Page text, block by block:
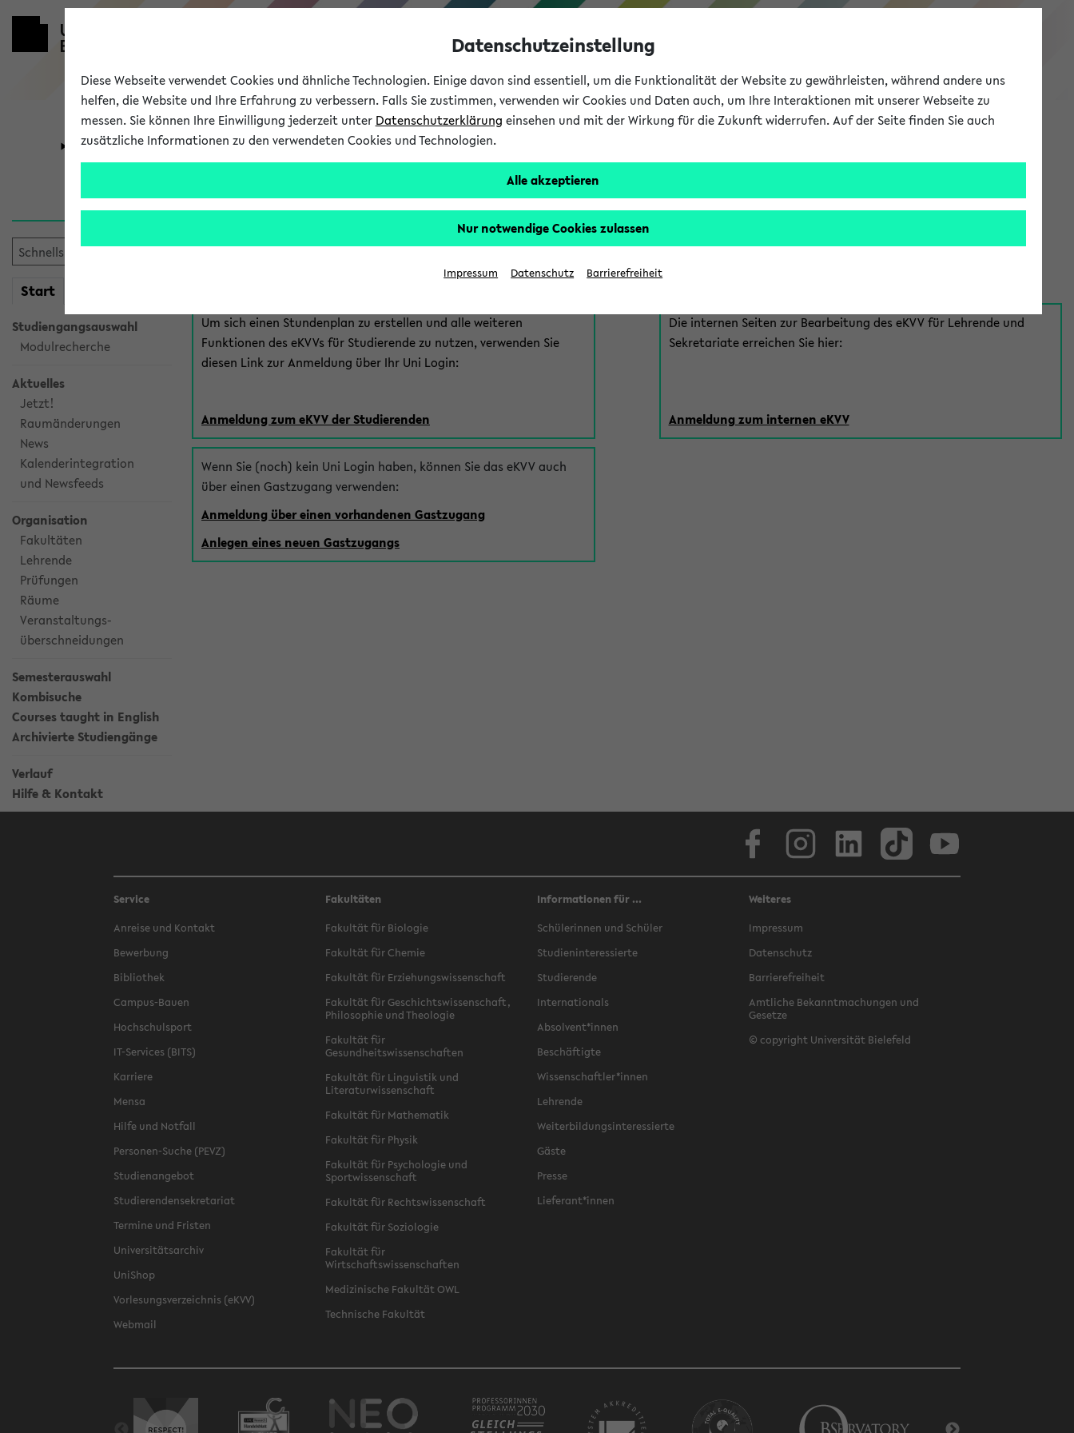
eKVV
Universität Forschung Studium
Start
Studiengangsauswahl
Modulrecherche
Aktuelles
Jetzt!
Raumänderungen
News
Kalenderintegration
und Newsfeeds
Organisation
Fakultäten
Lehrende
Prüfungen
Räume
Veranstaltungs-
überschneidungen
Semesterauswahl
Kombisuche
Courses taught in English
Archivierte Studiengänge
Verlauf
Hilfe & Kontakt
Anmeldung am eKVV
Es gibt mehrere Möglichkeiten zur Anmeldung am eKVV. Bitte wählen Sie die für Sie richtige aus:
Um sich einen Stundenplan zu erstellen und alle weiteren
Funktionen des eKVVs für Studierende zu nutzen, verwenden Sie
diesen Link zur Anmeldung über Ihr Uni Login:
Anmeldung zum eKVV der Studierenden
Wenn Sie (noch) kein Uni Login haben, können Sie das eKVV auch
über einen Gastzugang verwenden:
Anmeldung über einen vorhandenen Gastzugang
Anlegen eines neuen Gastzugangs
eKVV für Mitarbeiter*innen
Die internen Seiten zur Bearbeitung des eKVV für Lehrende und
Sekretariate erreichen Sie hier:
Anmeldung zum internen eKVV
Service
Anreise und Kontakt
Bewerbung
Bibliothek
Campus-Bauen
Hochschulsport
IT-Services (BITS)
Karriere
Mensa
Hilfe und Notfall
Personen-Suche (PEVZ)
Studienangebot
Studierendensekretariat
Termine und Fristen
Universitätsarchiv
UniShop
Vorlesungsverzeichnis (eKVV)
Webmail
Fakultäten
Fakultät für Biologie
Fakultät für Chemie
Fakultät für Erziehungswissenschaft
Fakultät für Geschichtswissenschaft,
Philosophie und Theologie
Fakultät für
Gesundheitswissenschaften
Fakultät für Linguistik und
Literaturwissenschaft
Fakultät für Mathematik
Fakultät für Physik
Fakultät für Psychologie und
Sportwissenschaft
Fakultät für Rechtswissenschaft
Fakultät für Soziologie
Fakultät für
Wirtschaftswissenschaften
Medizinische Fakultät OWL
Technische Fakultät
Informationen für ...
Schülerinnen und Schüler
Studieninteressierte
Studierende
Internationals
Absolvent*innen
Beschäftigte
Wissenschaftler*innen
Lehrende
Weiterbildungsinteressierte
Gäste
Presse
Lieferant*innen
Weiteres
Impressum
Datenschutz
Barrierefreiheit
Amtliche Bekanntmachungen und
Gesetze
© copyright Universität Bielefeld
Datenschutzeinstellung
Diese Webseite verwendet Cookies und ähnliche Technologien. Einige davon sind essentiell, um die Funktionalität der Website zu gewährleisten, während andere uns
helfen, die Website und Ihre Erfahrung zu verbessern. Falls Sie zustimmen, verwenden wir Cookies und Daten auch, um Ihre Interaktionen mit unserer Webseite zu
messen. Sie können Ihre Einwilligung jederzeit unter Datenschutzerklärung einsehen und mit der Wirkung für die Zukunft widerrufen. Auf der Seite finden Sie auch
zusätzliche Informationen zu den verwendeten Cookies und Technologien.
Alle akzeptieren
Nur notwendige Cookies zulassen
Impressum Datenschutz Barrierefreiheit